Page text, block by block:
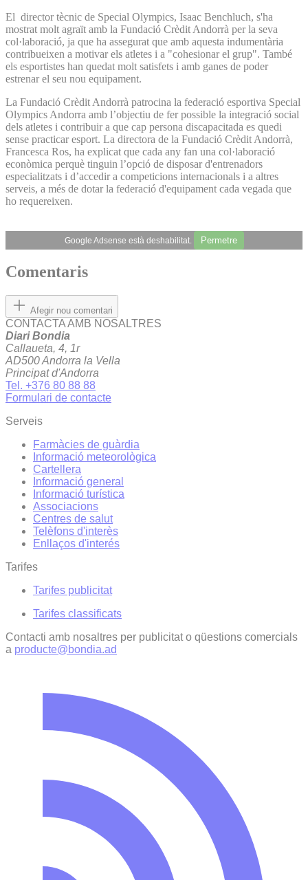
El director tècnic de Special Olympics, Isaac Benchluch, s'ha
mostrat molt agraït amb la Fundació Crèdit Andorrà per la seva
col·laboració, ja que ha assegurat que amb aquesta indumentària
contribueixen a motivar els atletes i a "cohesionar el grup". També
els esportistes han quedat molt satisfets i amb ganes de poder
estrenar el seu nou equipament.
La Fundació Crèdit Andorrà patrocina la federació esportiva Special
Olympics Andorra amb l’objectiu de fer possible la integració social
dels atletes i contribuir a que cap persona discapacitada es quedi
sense practicar esport. La directora de la Fundació Crèdit Andorrà,
Francesca Ros, ha explicat que cada any fan una col·laboració
econòmica perquè tinguin l’opció de disposar d'entrenadors
especialitzats i d’accedir a competicions internacionals i a altres
serveis, a més de dotar la federació d'equipament cada vegada que
ho requereixen.
Google Adsense està deshabilitat. Permetre
Comentaris
Afegir nou comentari
CONTACTA AMB NOSALTRES
Diari Bondia
Callaueta, 4, 1r
AD500 Andorra la Vella
Principat d'Andorra
Tel. +376 80 88 88
Formulari de contacte
Serveis
Farmàcies de guàrdia
Informació meteorològica
Cartellera
Informació general
Informació turística
Associacions
Centres de salut
Telèfons d'interès
Enllaços d'interés
Tarifes
Tarifes publicitat
Tarifes classificats
Contacti amb nosaltres per publicitat o qüestions comercials
a producte@bondia.ad